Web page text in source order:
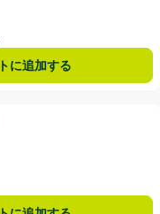
に追加する